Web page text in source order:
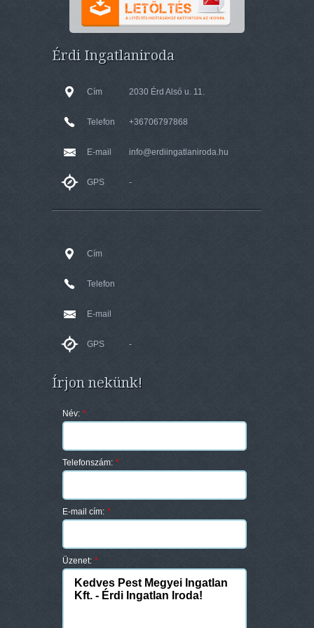
Érdi Ingatlaniroda
Cím 2030 Érd Alsó u. 11.
Telefon +36706797868
E-mail info@erdiingatlaniroda.hu
GPS -
Cím
Telefon
E-mail
GPS -
Írjon nekünk!
Név: *
Telefonszám: *
E-mail cím: *
Üzenet: *